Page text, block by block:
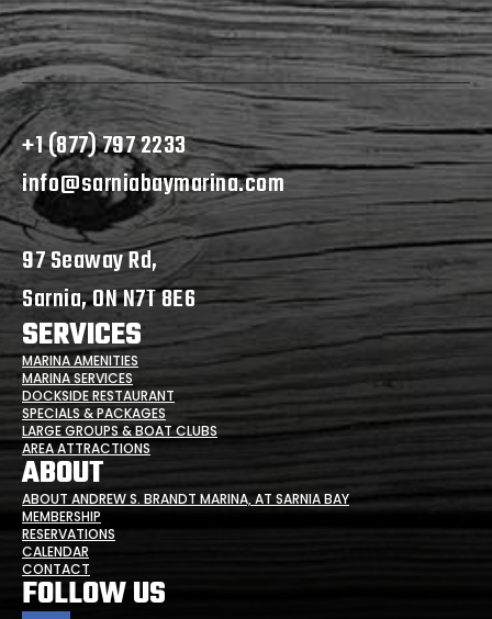
+1 (877) 797 2233
info@sarniabaymarina.com
97 Seaway Rd,
Sarnia, ON N7T 8E6
SERVICES
MARINA AMENITIES
MARINA SERVICES
DOCKSIDE RESTAURANT
SPECIALS & PACKAGES
LARGE GROUPS & BOAT CLUBS
AREA ATTRACTIONS
ABOUT
ABOUT ANDREW S. BRANDT MARINA, AT SARNIA BAY
MEMBERSHIP
RESERVATIONS
CALENDAR
CONTACT
FOLLOW US